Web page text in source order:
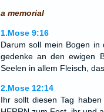
a memorial
1.Mose 9:16
Darum soll mein Bogen
gedenke an den ewigen
Seelen in allem Fleisch,
2.Mose 12:14
Ihr sollt diesen Tag